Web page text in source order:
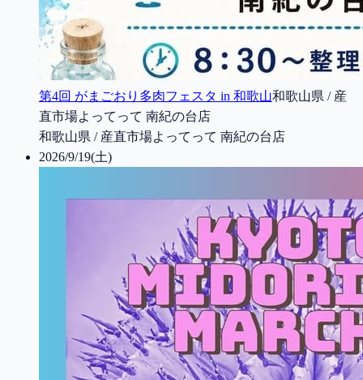
第4回 がまごおり多肉フェスタ in 和歌山和歌山県 / 産
直市場よってって 南紀の台店
和歌山県 / 産直市場よってって 南紀の台店
2026/9/19(土)